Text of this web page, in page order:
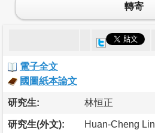
轉寄
電子全文
國圖紙本論文
研究生: 林恒正
研究生(外文): Huan-Cheng Lin